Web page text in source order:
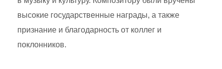
высокие государственные награды, а также
признание и благодарность от коллег и
поклонников.